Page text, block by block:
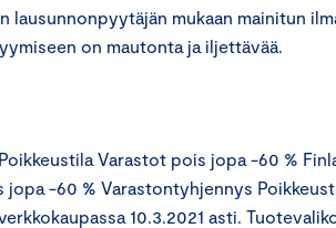
lausunnonpyytäjän mukaan mainitun
on mautonta ja iljettävää.
Varastot pois jopa -60 %
jopa -60 % Varastontyhjennys
10.3.2021 asti.